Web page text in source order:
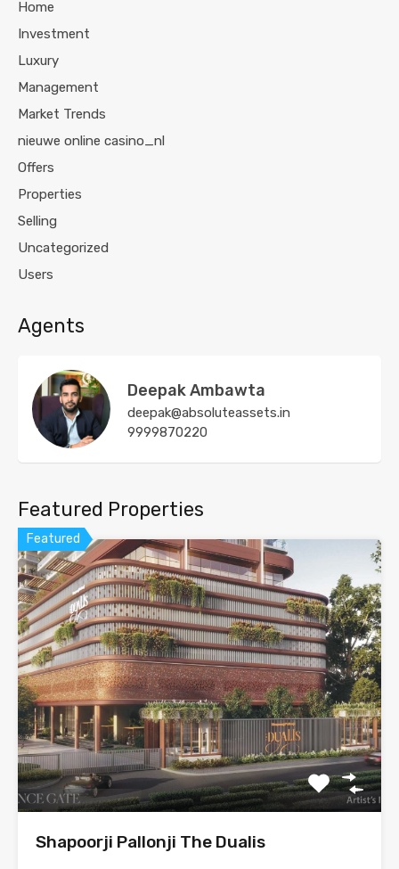
Home
Investment
Luxury
Management
Market Trends
nieuwe online casino_nl
Offers
Properties
Selling
Uncategorized
Users
Agents
Deepak Ambawta
deepak@absoluteassets.in
9999870220
Featured Properties
Featured
Shapoorji Pallonji The Dualis